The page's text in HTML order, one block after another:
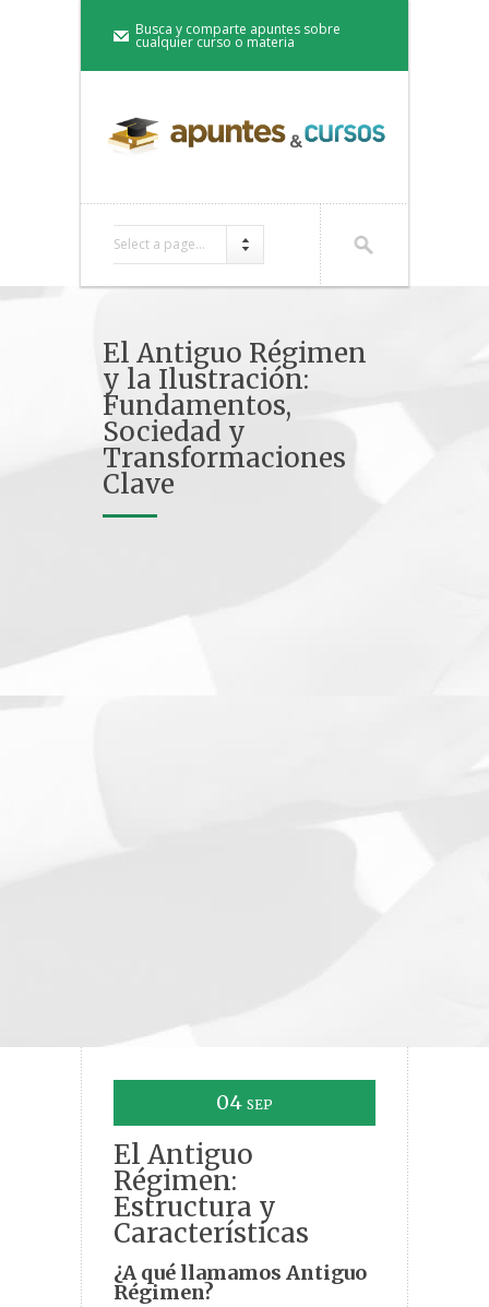
Busca y comparte apuntes sobre
cualquier curso o materia
Select a page...
El Antiguo Régimen
y la Ilustración:
Fundamentos,
Sociedad y
Transformaciones
Clave
04 SEP
El Antiguo
Régimen:
Estructura y
Características
¿A qué llamamos Antiguo
Régimen?